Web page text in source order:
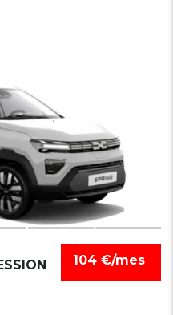
104 €/mes